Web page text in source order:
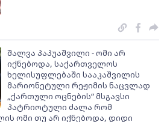
შალვა პაპუაშვილი - ომი არ
იქნებოდა, საქართველოს
ხელისუფლებაში სააკაშვილის
მარიონეტული რეჟიმის ნაცვლად
„ქართული ოცნების“ მსგავსი
პატრიოტული ძალა რომ
ომი თუ არ იქნებოდა, დიდი